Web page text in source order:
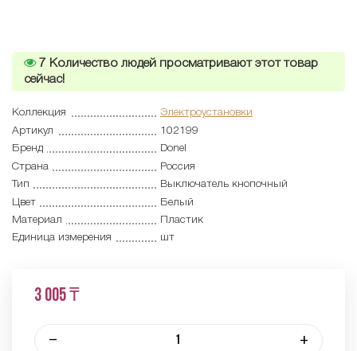
7 Количество людей просматривают этот товар
сейчас!
Коллекция
Электроустановки
Артикул
102199
Бренд
Donel
Страна
Россия
Тип
Выключатель кнопочный
Цвет
Белый
Материал
Пластик
Единица измерения
шт
3 005 ₸
– +